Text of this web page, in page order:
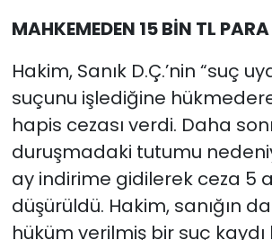
MAHKEMEDEN 15 BİN TL
Hakim, Sanık D.Ç.’nin “suç
suçunu işlediğine
hapis cezası verdi. Daha
duruşmadaki tutumu
ay indirime gidilerek ceza 5
düşürüldü. Hakim, sanığın
hüküm verilmiş bir suç kaydı